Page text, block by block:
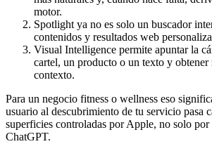
motor.
Spotlight ya no es solo un buscador
contenidos y resultados web
Visual Intelligence permite apuntar la
cartel, un producto o un texto y obtener
contexto.
Para un negocio fitness o wellness eso
usuario al descubrimiento de tu servicio pasa
superficies controladas por Apple, no solo
ChatGPT.